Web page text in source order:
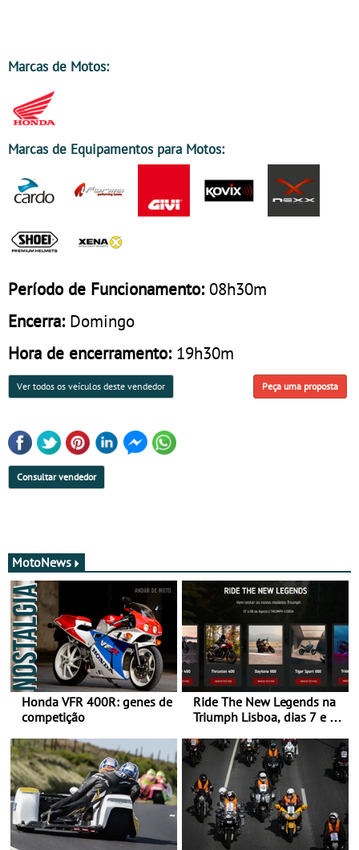
Marcas de Motos:
Marcas de Equipamentos para Motos:
Período de Funcionamento: 08h30m
Encerra: Domingo
Hora de encerramento: 19h30m
Ver todos os veículos deste vendedor Peça uma proposta
Consultar vendedor
MotoNews
Honda VFR 400R: genes de
competição
Ride The New Legends na
Triumph Lisboa, dias 7 e 8